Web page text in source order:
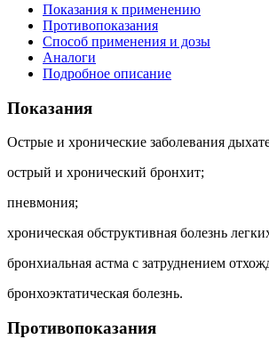
Показания к применению
Противопоказания
Способ применения и дозы
Аналоги
Подробное описание
Показания
Острые и хронические заболевания
острый и хронический бронхит;
пневмония;
хроническая обструктивная болезнь
бронхиальная астма с затруднением
бронхоэктатическая болезнь.
Противопоказания